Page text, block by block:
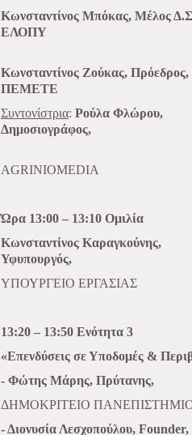
Κωνσταντίνος Μπόκας, Μέλος
ΕΛΟΠΥ
Κωνσταντίνος Ζούκας, Πρόεδρος,
ΠΕΜΕΤΕ
Συντονίστρια: Ρούλα Φλώρου,
Δημοσιογράφος,
AGRINIOMEDIA
Ώρα 13:00 – 13:10 Ομιλία
Κωνσταντίνος Καραγκούνης,
Υφυπουργός,
ΥΠΟΥΡΓΕΙΟ ΕΡΓΑΣΙΑΣ
13:20 – 13:50 Ενότητα 3
«Επενδύσεις σε Υποδομές &
- Φώτης Μάρης, Πρύτανης,
ΔΗΜΟΚΡΙΤΕΙΟ
- Διονυσία Λεσχοπούλου, Founder,